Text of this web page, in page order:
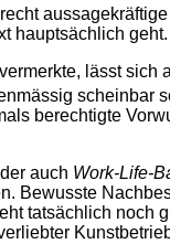
hauptsächlich geht.
lässt sich
scheinbar
berechtigte
auch Work-Life-
Bewusste
tatsächlich noch